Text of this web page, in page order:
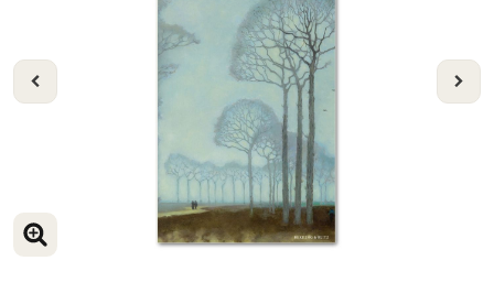
VORIGE
VERGROOT AFBEELDING
VERGROOT AFBEELDING